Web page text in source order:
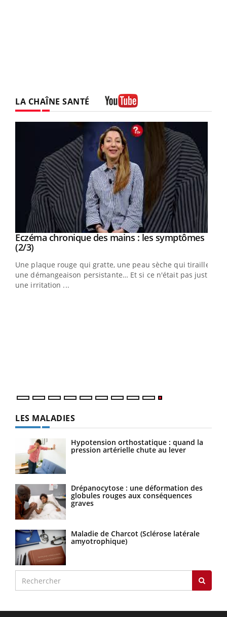
LA CHAÎNE SANTÉ
Youtube
Eczéma chronique des mains : les symptômes
(2/3)Youtube
Une plaque rouge qui gratte, une peau sèche qui tiraille,
une démangeaison persistante… Et si ce n'était pas juste
une irritation ...
LES MALADIES
Hypotension orthostatique : quand la
pression artérielle chute au lever
Drépanocytose : une déformation des
globules rouges aux conséquences
graves
Maladie de Charcot (Sclérose latérale
amyotrophique)